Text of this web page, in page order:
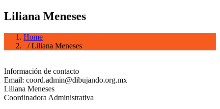
Liliana Meneses
Home
/ Liliana Meneses
Información de contacto
Email: coord.admin@dibujando.org.mx
Liliana Meneses
Coordinadora Administrativa